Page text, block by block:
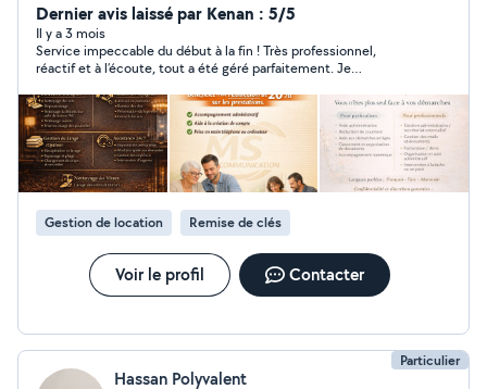
administrative & numérique à domicile Vous êtes
débordé(e) par vos démarches administratives ou
perdu(e) avec internet ? Je vous accompagne
simplement dans toutes vos démarches du quotidien :
Papiers administratifs (CAF, impôts, retraite) Aide
informatique et internet Organisation de vos documents
Service local, humain et à l'écoute Secteur Montbéliard /
Belfort Premier contact gratuit et sans engagement
Dernier avis laissé par Kenan : 5/5
Il y a 3 mois
Service impeccable du début à la fin ! Très professionnel,
réactif et à l’écoute, tout a été géré parfaitement. Je
confiance les yeux fermés.
Gestion de location Remise de clés
Voir le profil Contacter
Particulier
Hassan Polyvalent